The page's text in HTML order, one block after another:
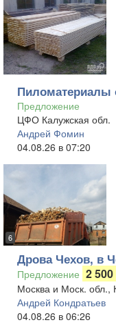
Пиломатериалы
Предложение
ЦФО Калужская обл.
Андрей Фомин
04.08.26 в 07:20
6
Дрова Чехов, в
Предложение 2
Москва и Моск. обл.,
Андрей Кондратьев
04.08.26 в 06:26